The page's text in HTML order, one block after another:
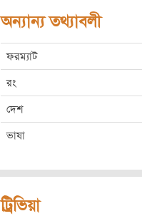
অন্যান্য তথ্যাবলী
ফরম্যাট
রং
দেশ
ভাষা
ট্রিভিয়া